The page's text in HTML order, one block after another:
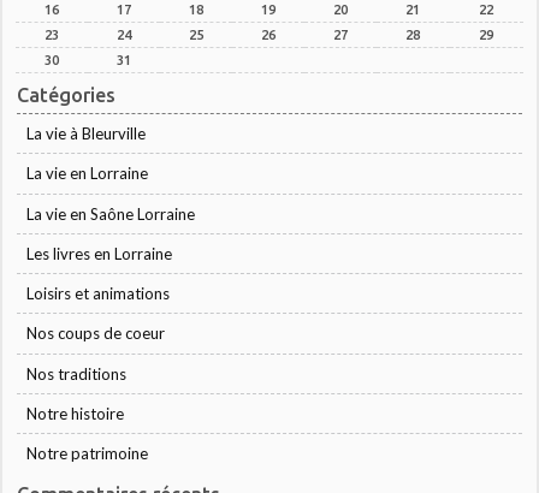
16
17 18 19 20 21
22
23
24 25 26 27 28
29
30
31
Catégories
La vie à Bleurville
La vie en Lorraine
La vie en Saône Lorraine
Les livres en Lorraine
Loisirs et animations
Nos coups de coeur
Nos traditions
Notre histoire
Notre patrimoine